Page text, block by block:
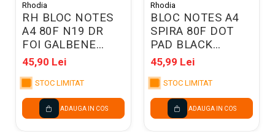
Rhodia
RH BLOC NOTES
A4 80F N19 DR
FOI GALBENE
RHODIA 119660C
45,90 Lei
STOC LIMITAT
ADAUGA IN COS
Rhodia
BLOC NOTES A4
SPIRA 80F DOT
PAD BLACK
RHODIA 185039C
45,99 Lei
STOC LIMITAT
ADAUGA IN COS